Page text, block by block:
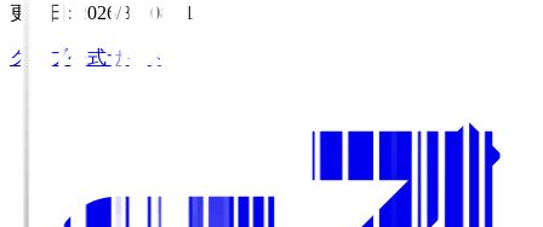
更新日 : 2026/8/7 08:11
クラブ公式サイト